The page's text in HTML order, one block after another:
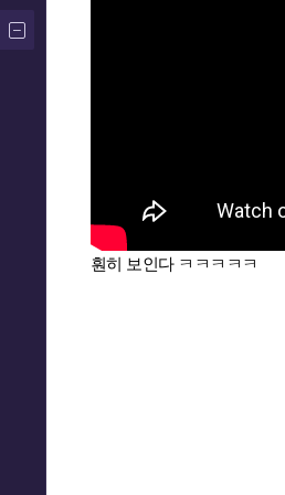
훤히 보인다 ㅋㅋㅋㅋㅋ